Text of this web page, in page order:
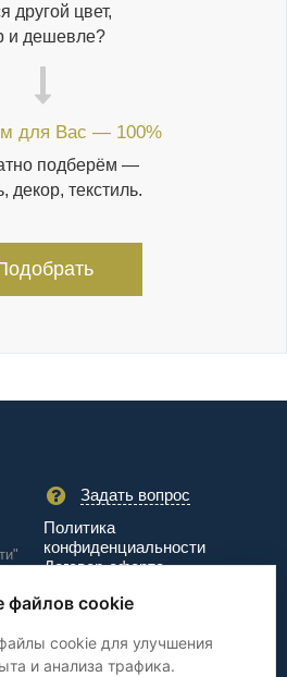
другой цвет,
и дешевле?
для Вас — 100%
подберём —
декор, текстиль.
Задать вопрос
Политика
конфиденциальности
Договор-оферта
Сборка
файлов cookie
cookie для улучшения
и анализа трафика.